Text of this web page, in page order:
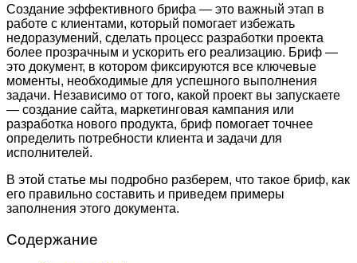
Создание эффективного брифа — это важный этап в
работе с клиентами, который помогает избежать
недоразумений, сделать процесс разработки проекта
более прозрачным и ускорить его реализацию. Бриф —
это документ, в котором фиксируются все ключевые
моменты, необходимые для успешного выполнения
задачи. Независимо от того, какой проект вы запускаете
— создание сайта, маркетинговая кампания или
разработка нового продукта, бриф помогает точнее
определить потребности клиента и задачи для
исполнителей.
В этой статье мы подробно разберем, что такое бриф, как
его правильно составить и приведем примеры
заполнения этого документа.
Содержание